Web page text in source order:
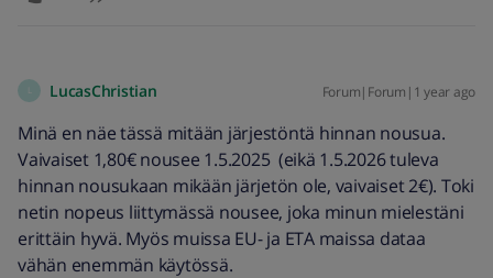
L LucasChristian Forum|Forum|1 year ago
Minä en näe tässä mitään järjestöntä hinnan nousua.
Vaivaiset 1,80€ nousee 1.5.2025 (eikä 1.5.2026 tuleva
hinnan nousukaan mikään järjetön ole, vaivaiset 2€). Toki
netin nopeus liittymässä nousee, joka minun mielestäni
erittäin hyvä. Myös muissa EU- ja ETA maissa dataa
vähän enemmän käytössä.